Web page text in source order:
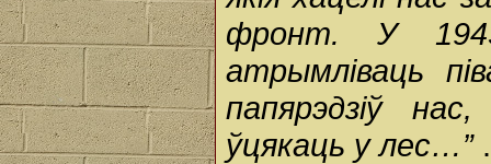
фронт. У
атрымліваць
папярэдзіў
ўцякаць у лес…” .